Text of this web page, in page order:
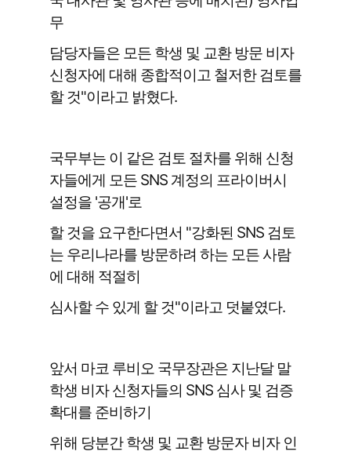
무
담당자들은 모든 학생 및 교환 방문 비자
신청자에 대해 종합적이고 철저한 검토를
할 것"이라고 밝혔다.
국무부는 이 같은 검토 절차를 위해 신청
자들에게 모든 SNS 계정의 프라이버시
설정을 '공개'로
할 것을 요구한다면서 "강화된 SNS 검토
는 우리나라를 방문하려 하는 모든 사람
에 대해 적절히
심사할 수 있게 할 것"이라고 덧붙였다.
앞서 마코 루비오 국무장관은 지난달 말
학생 비자 신청자들의 SNS 심사 및 검증
확대를 준비하기
위해 당분간 학생 및 교환 방문자 비자 인